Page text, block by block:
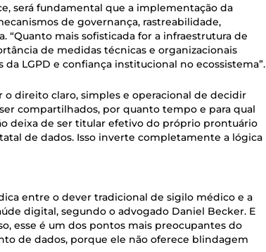
será fundamental que a implementação da
de governança, rastreabilidade,
“Quanto mais sofisticada for a infraestrutura de
de medidas técnicas e organizacionais
LGPD e confiança institucional no ecossistema”.
o direito claro, simples e operacional de decidir
compartilhados, por quanto tempo e para qual
deixa de ser titular efetivo do próprio prontuário
de dados. Isso inverte completamente a lógica
entre o dever tradicional de sigilo médico e a
digital, segundo o advogado Daniel Becker. E
esse é um dos pontos mais preocupantes do
de dados, porque ele não oferece blindagem